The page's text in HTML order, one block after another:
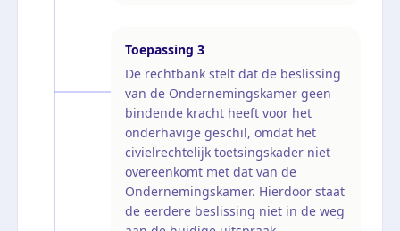
Toepassing 3
De rechtbank stelt dat de beslissing
van de Ondernemingskamer geen
bindende kracht heeft voor het
onderhavige geschil, omdat het
civielrechtelijk toetsingskader niet
overeenkomt met dat van de
Ondernemingskamer. Hierdoor staat
de eerdere beslissing niet in de weg